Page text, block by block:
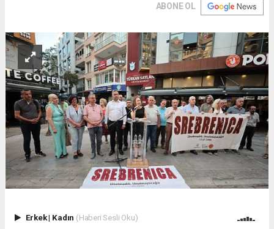
ABONE OL
Erkek| Kadın (Haberi Sesli Oku)